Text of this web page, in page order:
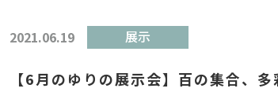
2021.06.19 展示
【6月のゆりの展示会】百の集合、